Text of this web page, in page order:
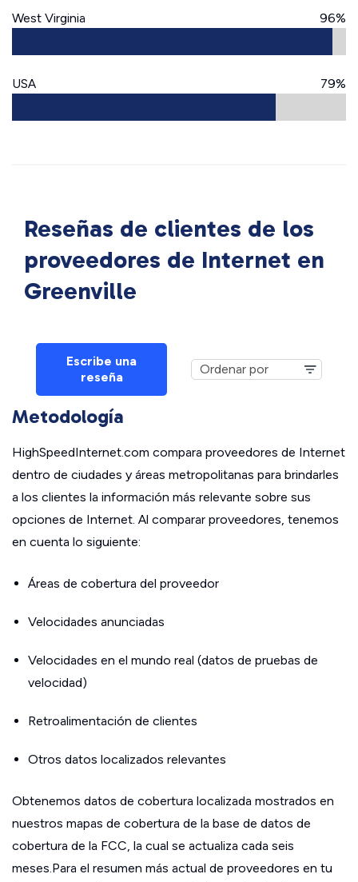
West Virginia 96%
USA 79%
Reseñas de clientes de los
proveedores de Internet en
Greenville
Escribe una
reseña
Metodología
HighSpeedInternet.com compara proveedores de Internet
dentro de ciudades y áreas metropolitanas para brindarles
a los clientes la información más relevante sobre sus
opciones de Internet. Al comparar proveedores, tenemos
en cuenta lo siguiente:
Áreas de cobertura del proveedor
Velocidades anunciadas
Velocidades en el mundo real (datos de pruebas de
velocidad)
Retroalimentación de clientes
Otros datos localizados relevantes
Obtenemos datos de cobertura localizada mostrados en
nuestros mapas de cobertura de la base de datos de
cobertura de la FCC, la cual se actualiza cada seis
meses.Para el resumen más actual de proveedores en tu